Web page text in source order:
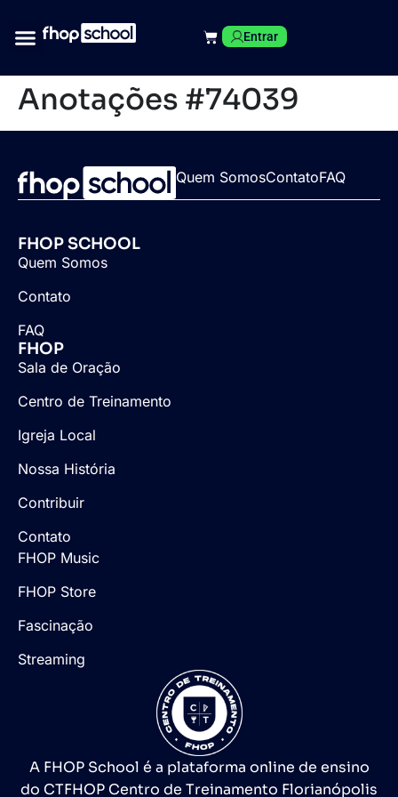
Entrar
Anotações #74039
Quem SomosContatoFAQ
FHOP SCHOOL
Quem Somos
Contato
FAQ
FHOP
Sala de Oração
Centro de Treinamento
Igreja Local
Nossa História
Contribuir
Contato
FHOP Music
FHOP Store
Fascinação
Streaming
A FHOP School é a plataforma online de ensino
do CTFHOP Centro de Treinamento Florianópolis